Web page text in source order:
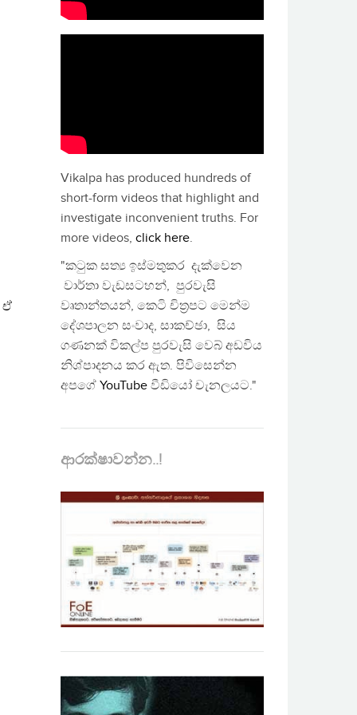
Vikalpa has produced hundreds of
short-form videos that highlight and
investigate inconvenient truths. For
more videos, click here.
"කටුක සත්‍ය ඉස්මතුකර දැක්වෙන
වාර්තා වැඩසටහන්, පුරවැසි
වෘතාන්තයන්, කෙටි චිත්‍රපට මෙන්ම
දේශපාලන සංවාද, සාකච්ඡා, සිය
ගණනක් විකල්ප පුරවැසි වෙබ් අඩවිය
නිශ්පාදනය කර ඇත. පිවිසෙන්න
අපගේ YouTube වීඩියෝ චැනලයට."
ආරක්ෂාවන්න..!